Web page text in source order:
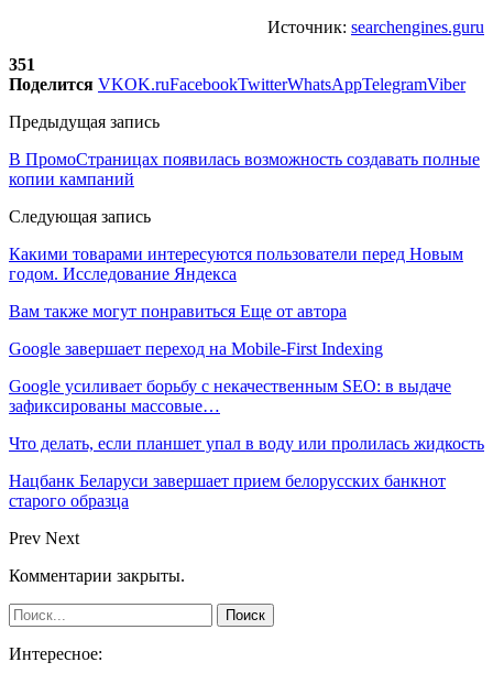
Источник: searchengines.guru
351
Поделится VKOK.ruFacebookTwitterWhatsAppTelegramViber
Предыдущая запись
В ПромоСтраницах появилась возможность создавать полные
копии кампаний
Следующая запись
Какими товарами интересуются пользователи перед Новым
годом. Исследование Яндекса
Вам также могут понравиться Еще от автора
Google завершает переход на Mobile-First Indexing
Google усиливает борьбу с некачественным SEO: в выдаче
зафиксированы массовые…
Что делать, если планшет упал в воду или пролилась жидкость
Нацбанк Беларуси завершает прием белорусских банкнот
старого образца
Prev Next
Комментарии закрыты.
Интересное: